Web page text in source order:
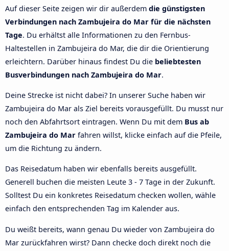
Auf dieser Seite zeigen wir dir außerdem die günstigsten
Verbindungen nach Zambujeira do Mar für die nächsten
Tage. Du erhältst alle Informationen zu den Fernbus-
Haltestellen in Zambujeira do Mar, die dir die Orientierung
erleichtern. Darüber hinaus findest Du die beliebtesten
Busverbindungen nach Zambujeira do Mar.
Deine Strecke ist nicht dabei? In unserer Suche haben wir
Zambujeira do Mar als Ziel bereits vorausgefüllt. Du musst nur
noch den Abfahrtsort eintragen. Wenn Du mit dem Bus ab
Zambujeira do Mar fahren willst, klicke einfach auf die Pfeile,
um die Richtung zu ändern.
Das Reisedatum haben wir ebenfalls bereits ausgefüllt.
Generell buchen die meisten Leute 3 - 7 Tage in der Zukunft.
Solltest Du ein konkretes Reisedatum checken wollen, wähle
einfach den entsprechenden Tag im Kalender aus.
Du weißt bereits, wann genau Du wieder von Zambujeira do
Mar zurückfahren wirst? Dann checke doch direkt noch die